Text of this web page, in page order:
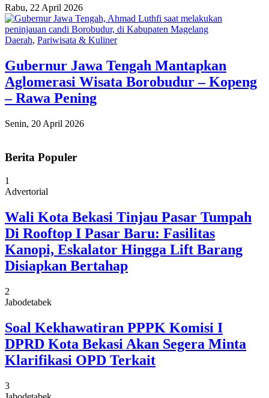
Rabu, 22 April 2026
Daerah, Pariwisata & Kuliner
Gubernur Jawa Tengah Mantapkan
Aglomerasi Wisata Borobudur – Kopeng
– Rawa Pening
Senin, 20 April 2026
Berita Populer
1
Advertorial
Wali Kota Bekasi Tinjau Pasar Tumpah
Di Rooftop I Pasar Baru: Fasilitas
Kanopi, Eskalator Hingga Lift Barang
Disiapkan Bertahap
2
Jabodetabek
Soal Kekhawatiran PPPK Komisi I
DPRD Kota Bekasi Akan Segera Minta
Klarifikasi OPD Terkait
3